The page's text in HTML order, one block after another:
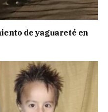
de yaguareté en